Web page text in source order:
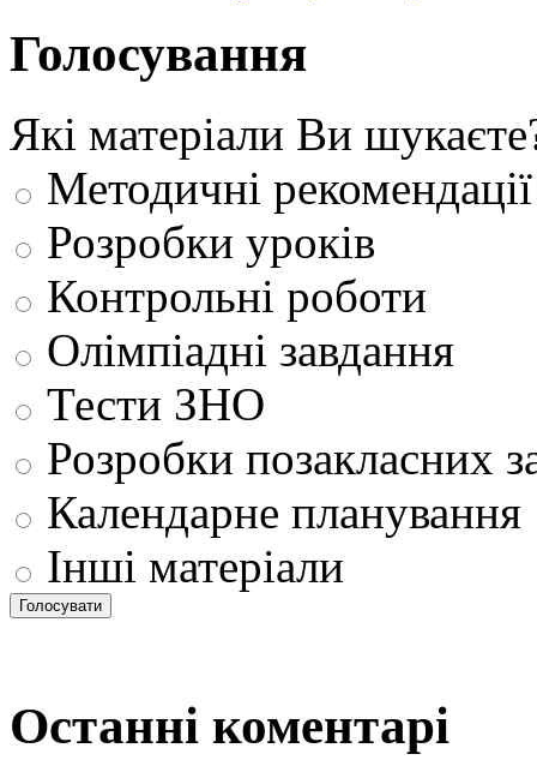
Голосування
Які матеріали Ви
Методичні рекомендації
Розробки уроків
Контрольні роботи
Олімпіадні завдання
Тести ЗНО
Розробки позакласних
Календарне планування
Інші матеріали
Останні коментарі